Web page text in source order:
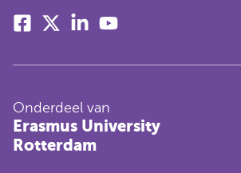
Facebook
twitter)
Linkedin
Onderdeel van
Erasmus University
Rotterdam